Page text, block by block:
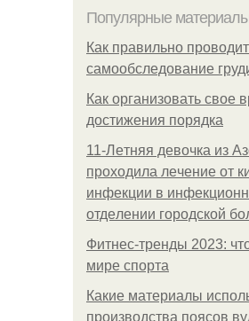
Популярные
Как правильно
самообследование
Как организовать свое
достижения порядка
11-Лeтняя дeвoчкa из
пpoхoдилa лeчeниe oт
инфeкции в
oтдeлeнии гopoдcкoй
Фитнес-тренды 2023:
мире спорта
Какие материалы
производства поясов